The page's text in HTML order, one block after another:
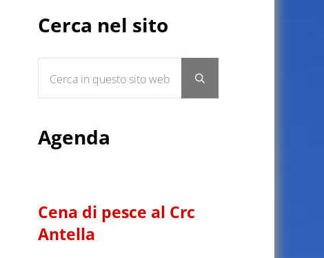
Cerca nel sito
Submit search
Agenda
Cena di pesce al Crc
Antella